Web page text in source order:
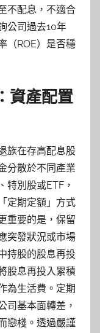
不配息，不適合
公司過去10年
（ROE）是否穩
資產配置
族在存高配息股
分散於不同產業
特別股或ETF，
定期定額」方式
重要的是，保留
突發狀況或市場
持股的股息再投
股息再投入累積
為生活費。定期
司基本面轉差，
戀棧。透過嚴謹